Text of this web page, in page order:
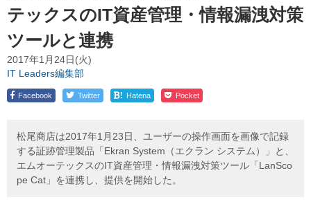
テックスのIT資産管理・情報漏洩対策
ツールと連携
2017年1月24日(火)
IT Leaders編集部
Facebook Twitter ! Hatena Pocket
松尾商店は2017年1月23日、ユーザーの操作画面を画像で記録
する証跡管理製品「Ekran System（エクラン システム）」と、
エムオーテックスのIT資産管理・情報漏洩対策ツール「LanSco
pe Cat」を連携し、提供を開始した。